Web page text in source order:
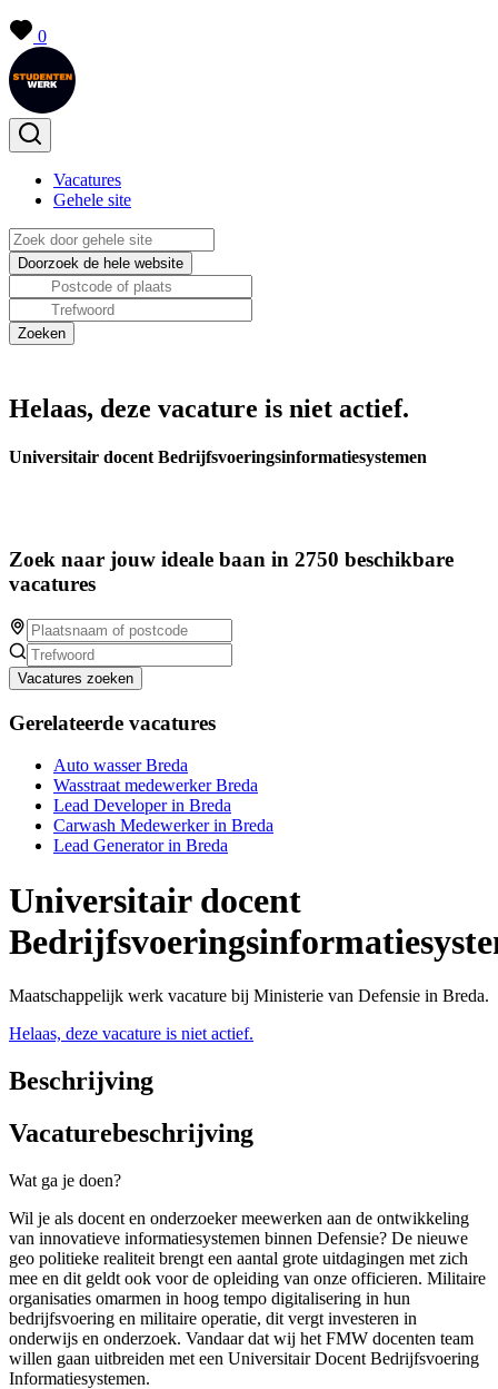
0
Vacatures
Gehele site
Helaas, deze vacature is niet actief.
Universitair docent Bedrijfsvoeringsinformatiesystemen
Zoek naar jouw ideale baan in 2750 beschikbare
vacatures
Vacatures zoeken
Gerelateerde vacatures
Auto wasser Breda
Wasstraat medewerker Breda
Lead Developer in Breda
Carwash Medewerker in Breda
Lead Generator in Breda
Universitair docent
Maatschappelijk werk vacature bij Ministerie van Defensie in Breda.
Helaas, deze vacature is niet actief.
Beschrijving
Vacaturebeschrijving
Wat ga je doen?
Wil je als docent en onderzoeker meewerken aan de ontwikkeling
van innovatieve informatiesystemen binnen Defensie? De nieuwe
geo politieke realiteit brengt een aantal grote uitdagingen met zich
mee en dit geldt ook voor de opleiding van onze officieren. Militaire
organisaties omarmen in hoog tempo digitalisering in hun
bedrijfsvoering en militaire operatie, dit vergt investeren in
onderwijs en onderzoek. Vandaar dat wij het FMW docenten team
willen gaan uitbreiden met een Universitair Docent Bedrijfsvoering
Informatiesystemen.